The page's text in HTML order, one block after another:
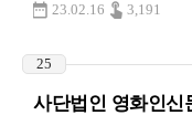
23.02.16 3,191
25
사단법인 영화인신